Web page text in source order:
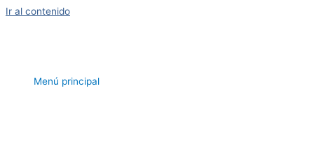
Ir al contenido
Menú principal